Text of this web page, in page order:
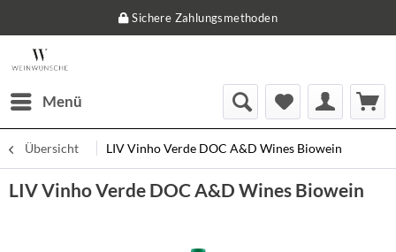
Sichere Zahlungsmethoden
Menü
Übersicht LIV Vinho Verde DOC A&D Wines Biowein
LIV Vinho Verde DOC A&D Wines Biowein